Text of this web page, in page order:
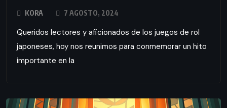
KORA 7 AGOSTO, 2024
Queridos lectores y aficionados de los juegos de rol
japoneses, hoy nos reunimos para conmemorar un hito
importante en la